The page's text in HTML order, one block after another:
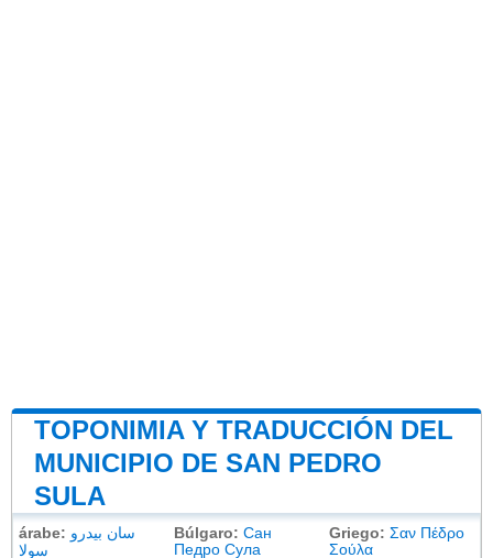
TOPONIMIA Y TRADUCCIÓN DEL
MUNICIPIO DE SAN PEDRO
SULA
árabe: سان بيدرو
سولا
Búlgaro: Сан
Педро Сула
Griego: Σαν Πέδρο
Σούλα